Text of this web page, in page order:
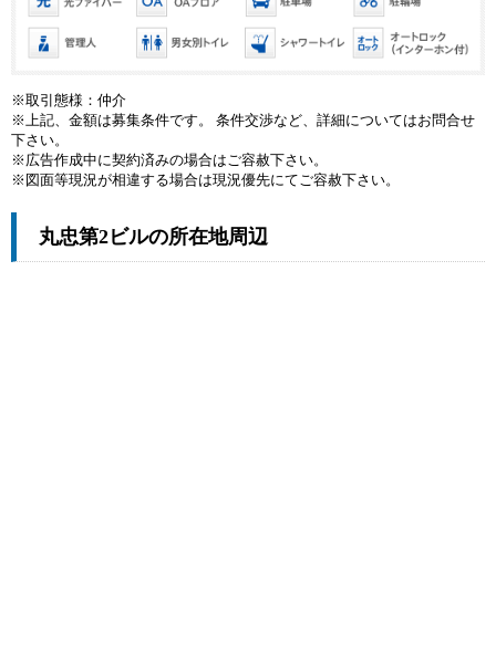
※取引態様：仲介
※上記、金額は募集条件です。 条件交渉など、詳細についてはお問合せ
下さい。
※広告作成中に契約済みの場合はご容赦下さい。
※図面等現況が相違する場合は現況優先にてご容赦下さい。
丸忠第2ビルの所在地周辺